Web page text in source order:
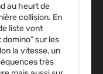
au heurt de
collision. En
liste vont
sur les
la vitesse, un
très